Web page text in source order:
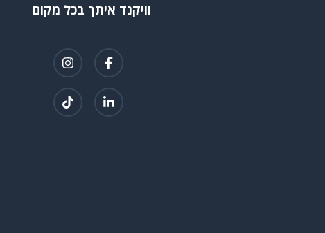
וויקנד איתך בכל מקום